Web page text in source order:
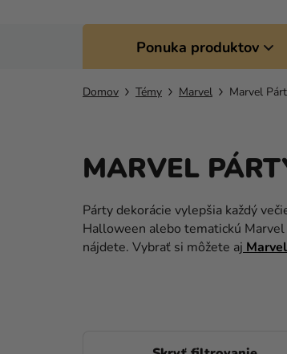
Ponuka produktov
Domov Témy Marvel Marvel
MARVEL
Párty dekorácie vylepšia každý
Halloween alebo tematickú
nájdete. Vybrať si môžete aj